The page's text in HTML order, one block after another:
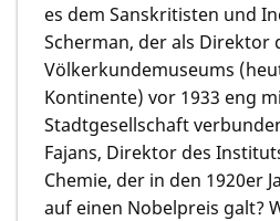
es dem Sanskritisten und
Scherman, der als Direktor
Völkerkundemuseums
Kontinente) vor 1933 eng
Stadtgesellschaft
Fajans, Direktor des
Chemie, der in den 1920er
auf einen Nobelpreis galt?